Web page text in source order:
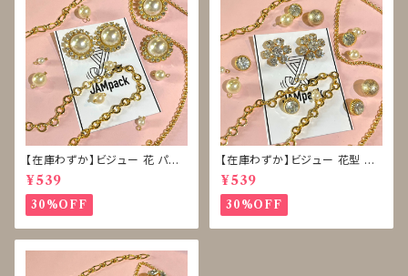
【在庫わずか】ビジュー 花 パー
ル ボタン 再販なし
¥539
30%OFF
【在庫わずか】ビジュー 花型 雪
型 ボタン 再販なし
¥539
30%OFF